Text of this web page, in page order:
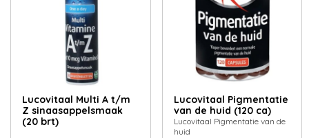
Lucovitaal Multi A t/m
Z sinaasappelsmaak
(20 brt)
Lucovitaal Pigmentatie
van de huid (120 ca)
Lucovitaal Pigmentatie van de
huid